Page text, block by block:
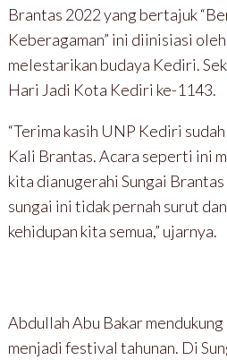
Brantas 2022 yang bertajuk
Keberagaman” ini diinisiasi
melestarikan budaya Kediri.
Hari Jadi Kota Kediri ke-1143.
“Terima kasih UNP Kediri
Kali Brantas. Acara seperti ini
kita dianugerahi Sungai
sungai ini tidak pernah surut
kehidupan kita semua,” ujarnya.
Abdullah Abu Bakar
menjadi festival tahunan. Di